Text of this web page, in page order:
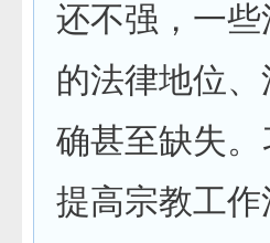
还不强，一
的法律地位
确甚至缺失
提高宗教工